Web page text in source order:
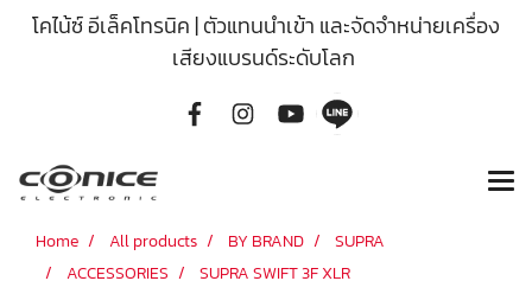
โคไน้ซ์ อีเล็คโทรนิค | ตัวแทนนำเข้า และจัดจำหน่ายเครื่อง
เสียงแบรนด์ระดับโลก
Home All products BY BRAND
SUPRA
ACCESSORIES
SUPRA SWIFT 3F XLR